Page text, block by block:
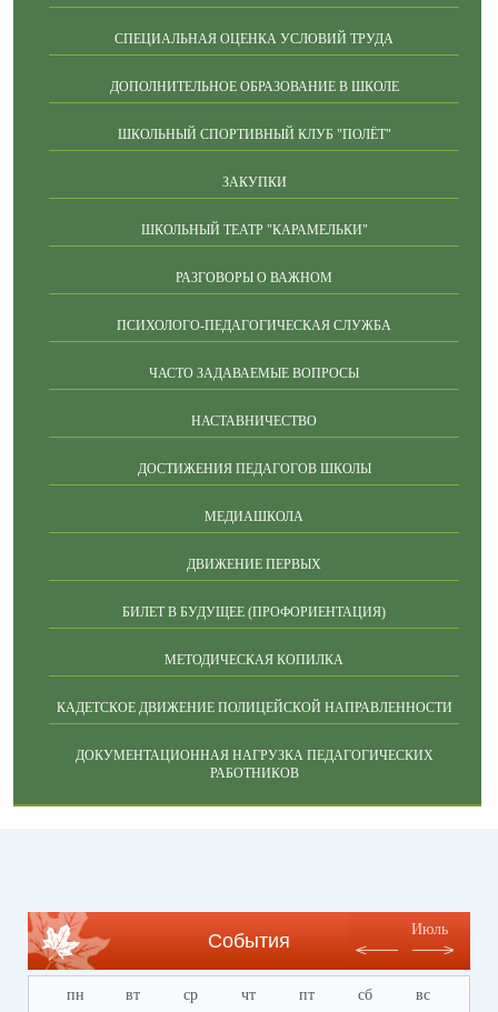
СПЕЦИАЛЬНАЯ ОЦЕНКА УСЛОВИЙ ТРУДА
ДОПОЛНИТЕЛЬНОЕ ОБРАЗОВАНИЕ В ШКОЛЕ
ШКОЛЬНЫЙ СПОРТИВНЫЙ КЛУБ "ПОЛЁТ"
ЗАКУПКИ
ШКОЛЬНЫЙ ТЕАТР "КАРАМЕЛЬКИ"
РАЗГОВОРЫ О ВАЖНОМ
ПСИХОЛОГО-ПЕДАГОГИЧЕСКАЯ СЛУЖБА
ЧАСТО ЗАДАВАЕМЫЕ ВОПРОСЫ
НАСТАВНИЧЕСТВО
ДОСТИЖЕНИЯ ПЕДАГОГОВ ШКОЛЫ
МЕДИАШКОЛА
ДВИЖЕНИЕ ПЕРВЫХ
БИЛЕТ В БУДУЩЕЕ (ПРОФОРИЕНТАЦИЯ)
МЕТОДИЧЕСКАЯ КОПИЛКА
КАДЕТСКОЕ ДВИЖЕНИЕ ПОЛИЦЕЙСКОЙ НАПРАВЛЕННОСТИ
ДОКУМЕНТАЦИОННАЯ НАГРУЗКА ПЕДАГОГИЧЕСКИХ
РАБОТНИКОВ
События
Июль
пн вт ср чт пт сб вс